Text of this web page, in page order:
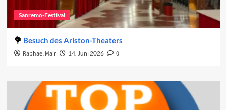
Sanremo-Festival
Besuch des Ariston-Theaters
Raphael Mair 14. Juni 2026 0